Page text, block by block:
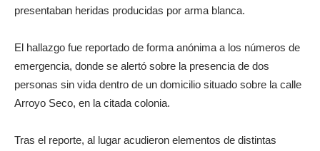
presentaban heridas producidas por arma blanca.
El hallazgo fue reportado de forma anónima a los números de
emergencia, donde se alertó sobre la presencia de dos
personas sin vida dentro de un domicilio situado sobre la calle
Arroyo Seco, en la citada colonia.
Tras el reporte, al lugar acudieron elementos de distintas